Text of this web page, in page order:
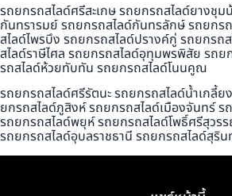
รถยกรถสไลด์ศรีสะเกษ รถยกรถสไลด์ยางชุ
กันทรารมย์ รถยกรถสไลด์กันทรลักษ์ รถยกร
สไลด์ไพรบึง รถยกรถสไลด์ปรางค์กู่ รถยกร
สไลด์ราษีไศล รถยกรถสไลด์อุทุมพรพิสัย รถ
รถสไลด์ห้วยทับทัน รถยกรถสไลด์โนนคูณ
รถยกรถสไลด์ศรีรัตนะ รถยกรถสไลด์น้ำเกลี้
ยกรถสไลด์ภูสิงห์ รถยกรถสไลด์เมืองจันทร์
รถยกรถสไลด์พยุห์ รถยกรถสไลด์โพธิ์ศรีสุวร
รถยกรถสไลด์อุบลราชธานี รถยกรถสไลด์สุริน